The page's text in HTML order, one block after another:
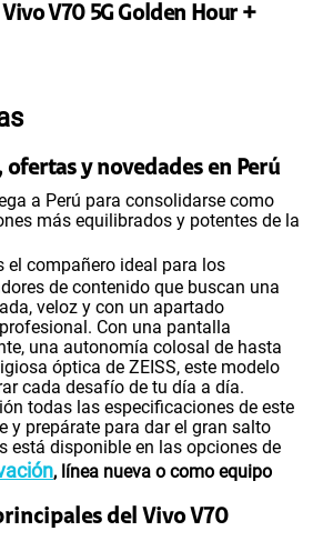
Ver más planes
Vivo V70 5G Golden Hour +
y novedades en Perú
a Perú para consolidarse como
más equilibrados y potentes de la
el compañero ideal para los
de contenido que buscan una
veloz y con un apartado
Con una pantalla
una autonomía colosal de hasta
óptica de ZEISS, este modelo
cada desafío de tu día a día.
todas las especificaciones de este
y prepárate para dar el gran salto
está disponible en las opciones de
, línea nueva o como equipo
del Vivo V70